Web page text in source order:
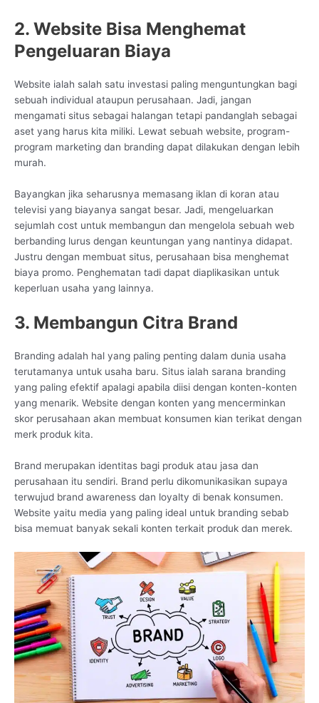
2. Website Bisa Menghemat
Pengeluaran Biaya
Website ialah salah satu investasi paling menguntungkan bagi
sebuah individual ataupun perusahaan. Jadi, jangan
mengamati situs sebagai halangan tetapi pandanglah sebagai
aset yang harus kita miliki. Lewat sebuah website, program-
program marketing dan branding dapat dilakukan dengan lebih
murah.
Bayangkan jika seharusnya memasang iklan di koran atau
televisi yang biayanya sangat besar. Jadi, mengeluarkan
sejumlah cost untuk membangun dan mengelola sebuah web
berbanding lurus dengan keuntungan yang nantinya didapat.
Justru dengan membuat situs, perusahaan bisa menghemat
biaya promo. Penghematan tadi dapat diaplikasikan untuk
keperluan usaha yang lainnya.
3. Membangun Citra Brand
Branding adalah hal yang paling penting dalam dunia usaha
terutamanya untuk usaha baru. Situs ialah sarana branding
yang paling efektif apalagi apabila diisi dengan konten-konten
yang menarik. Website dengan konten yang mencerminkan
skor perusahaan akan membuat konsumen kian terikat dengan
merk produk kita.
Brand merupakan identitas bagi produk atau jasa dan
perusahaan itu sendiri. Brand perlu dikomunikasikan supaya
terwujud brand awareness dan loyalty di benak konsumen.
Website yaitu media yang paling ideal untuk branding sebab
bisa memuat banyak sekali konten terkait produk dan merek.